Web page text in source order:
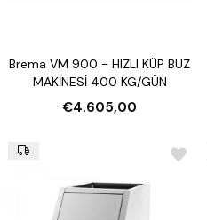
Brema VM 900 - HIZLI KÜP BUZ
MAKİNESİ 400 KG/GÜN
€4.605,00